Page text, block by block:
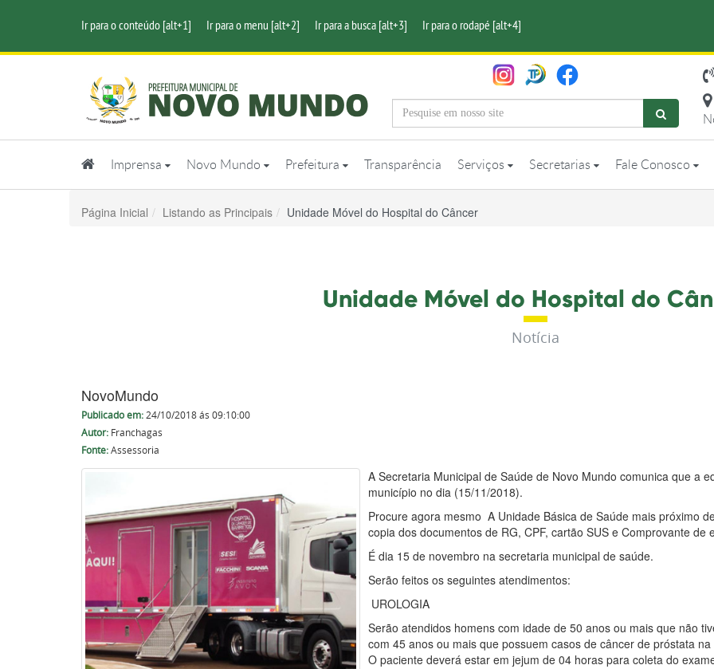
Ir para o conteúdo [alt+1] Ir para o menu [alt+2] Ir para a busca [alt+3] Ir para o rodapé [alt+4]
Imprensa Novo Mundo Prefeitura Transparência Serviços Secretarias Fale Conosco
Página Inicial Listando as Principais Unidade Móvel do Hospital do Câncer
Unidade Móvel do Hospital do
Notícia
NovoMundo
Publicado em: 24/10/2018 ás 09:10:00
Autor: Franchagas
Fonte:Assessoria
A Secretaria Municipal de Saúde de Novo Mundo comunica que a
município no dia (15/11/2018).
Procure agora mesmo A Unidade Básica de Saúde mais próximo
copia dos documentos de RG, CPF, cartão SUS e Comprovante de
É dia 15 de novembro na secretaria municipal de saúde.
Serão feitos os seguintes atendimentos:
UROLOGIA
Serão atendidos homens com idade de 50 anos ou mais que não
com 45 anos ou mais que possuem casos de câncer de próstata
O paciente deverá estar em jejum de 04 horas para coleta do